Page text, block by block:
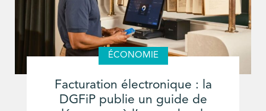
ÉCONOMIE
Facturation électronique : la
DGFiP publie un guide de